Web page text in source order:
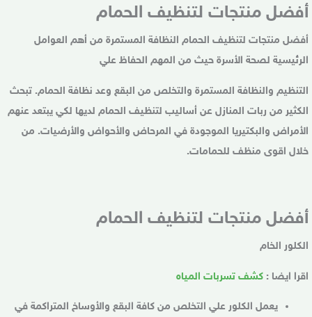
أفضل منتجات لتنظيف الحمام
أفضل منتجات لتنظيف الحمام النظافة المستمرة من أهم العوامل
الرئيسية لصحة الأسرة حيث من المهم الحفاظ علي
التنظيم والنظافة المستمرة والتخلص من البقع وعد نظافة الحمام. تبحث
الكثير من ربات المنازل عن أساليب لتنظيف الحمام لديها لكي يبتعد عنهم
الأمراض والبكتيريا الموجودة في المرحاض والأحواض والأرضيات. من
خلال اقوى منظف للحمامات.
أفضل منتجات لتنظيف الحمام
الكلور الخام
اقرا ايضا : كشف تسربات المياه
يعمل الكلور علي التخلص من كافة البقع والأوساخ المتراكمة في